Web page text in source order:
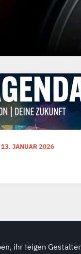
13. JANUAR 2026
ihr feigen